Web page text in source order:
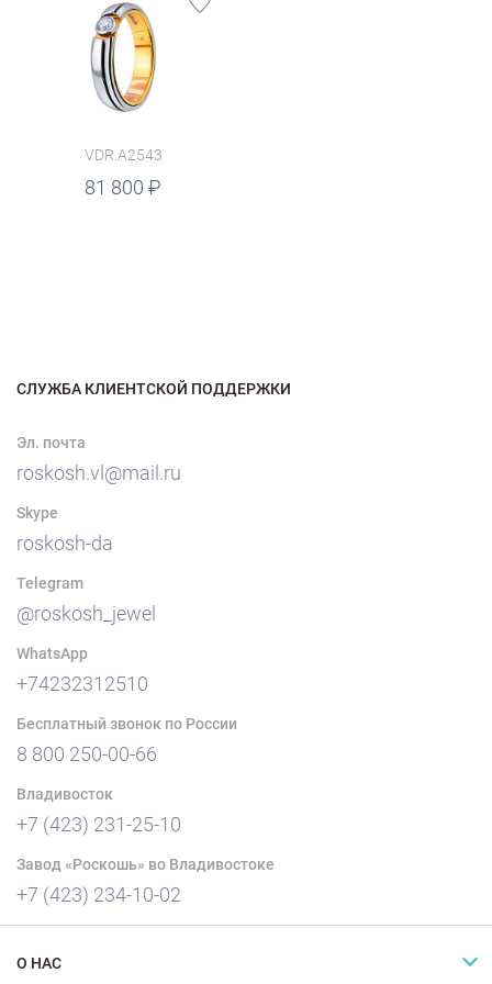
VDR.A2543
81 800
СЛУЖБА КЛИЕНТСКОЙ ПОДДЕРЖКИ
Эл. почта
roskosh.vl@mail.ru
Skype
roskosh-da
Telegram
@roskosh_jewel
WhatsApp
+74232312510
Бесплатный звонок по России
8 800 250-00-66
Владивосток
+7 (423) 231-25-10
Завод «Роскошь» во Владивостоке
+7 (423) 234-10-02
О НАС